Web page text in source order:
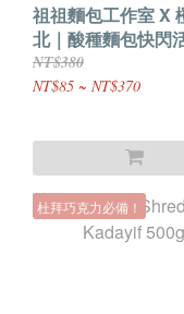
祖祖麵包工作室 X
北｜酸種麵包快閃
NT$380
NT$85 ~ NT$370
杜拜巧克力必備！